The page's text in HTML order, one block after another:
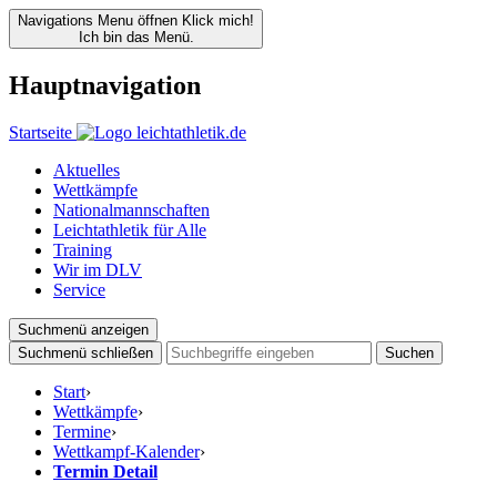
Navigations Menu öffnen Klick mich!
Ich bin das Menü.
Hauptnavigation
Startseite
Aktuelles
Wettkämpfe
Nationalmannschaften
Leichtathletik für Alle
Training
Wir im DLV
Service
Suchmenü anzeigen
Suchmenü schließen
Suchen
Start›
Wettkämpfe›
Termine›
Wettkampf-Kalender›
Termin Detail